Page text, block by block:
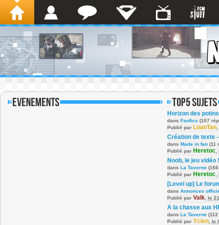
Horizon des potins
dans Fanfics (107
Publié par LoanTan
Création de texte
dans Made in fan (11
Publié par Heretoc
Noob, le jeu vidéo !
dans La Taverne
Publié par Heretoc
[Level up] Le
dans Annonces
Publié par Valk le
A la chasse aux
dans La Taverne
Publié par Ycien le